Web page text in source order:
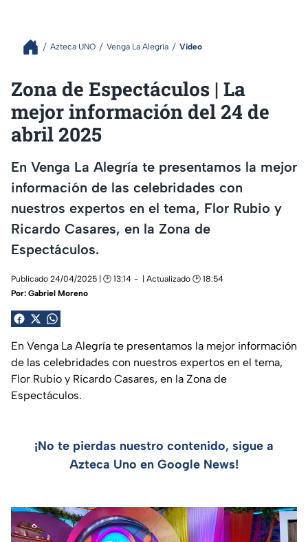
Azteca UNO Venga La Alegría Video
Zona de Espectáculos | La
mejor información del 24 de
abril 2025
En Venga La Alegría te presentamos la mejor
información de las celebridades con
nuestros expertos en el tema, Flor Rubio y
Ricardo Casares, en la Zona de
Espectáculos.
Publicado 24/04/2025 | 🕑 13:14
| Actualizado 🕑 18:54
Por: Gabriel Moreno
En Venga La Alegría te presentamos la mejor información
de las celebridades con nuestros expertos en el tema,
Flor Rubio y Ricardo Casares, en la Zona de
Espectáculos.
¡No te pierdas nuestro contenido, sigue a
Azteca Uno en Google News!